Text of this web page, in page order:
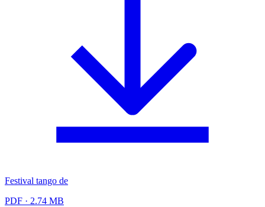
Festival tango de
PDF · 2.74 MB